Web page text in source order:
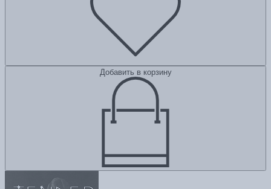
Добавить в корзину